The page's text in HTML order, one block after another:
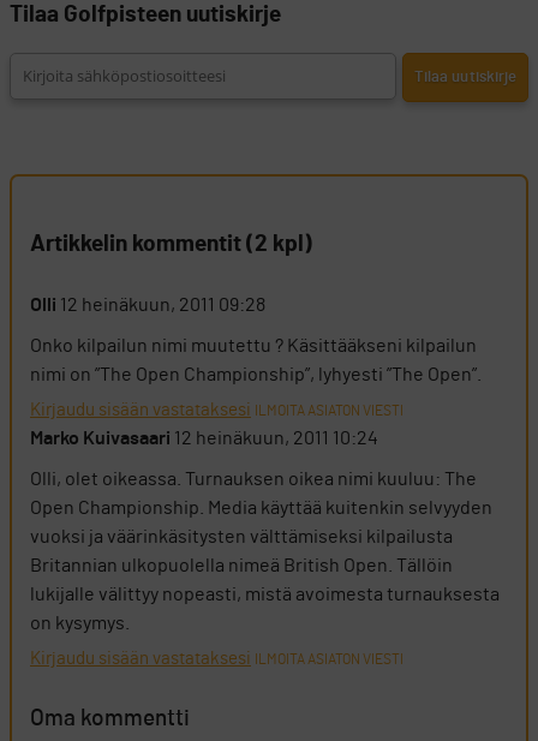
Tilaa Golfpisteen uutiskirje
Artikkelin kommentit (2 kpl)
Olli 12 heinäkuun, 2011 09:28
Onko kilpailun nimi muutettu ? Käsittääkseni kilpailun
nimi on ”The Open Championship”, lyhyesti ”The Open”.
Kirjaudu sisään vastataksesi ILMOITA ASIATON VIESTI
Marko Kuivasaari 12 heinäkuun, 2011 10:24
Olli, olet oikeassa. Turnauksen oikea nimi kuuluu: The
Open Championship. Media käyttää kuitenkin selvyyden
vuoksi ja väärinkäsitysten välttämiseksi kilpailusta
Britannian ulkopuolella nimeä British Open. Tällöin
lukijalle välittyy nopeasti, mistä avoimesta turnauksesta
on kysymys.
Kirjaudu sisään vastataksesi ILMOITA ASIATON VIESTI
Oma kommentti